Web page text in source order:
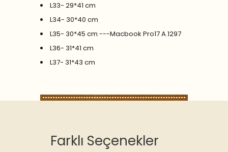
L33- 29*41 cm
L34- 30*40 cm
L35- 30*45 cm ---Macbook Pro17 A.1297
L36- 31*41 cm
L37- 31*43 cm
Farklı Seçenekler